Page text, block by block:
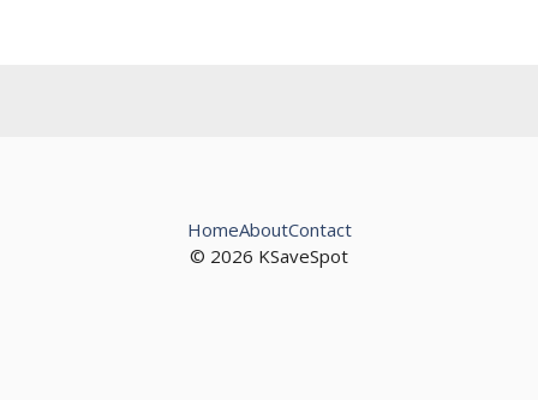
© 2026 KSaveSpot
HomeAboutContact